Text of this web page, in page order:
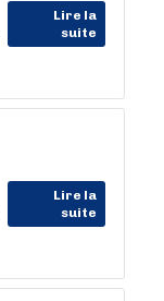
Lire la
suite
Lire la
suite